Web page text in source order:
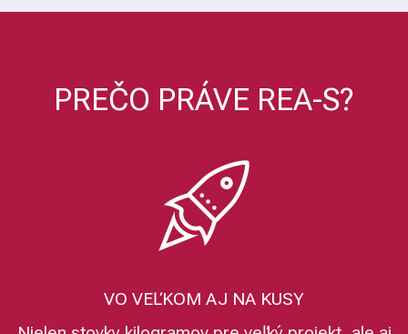
PREČO PRÁVE REA-S?
VO VEĽKOM AJ NA KUSY